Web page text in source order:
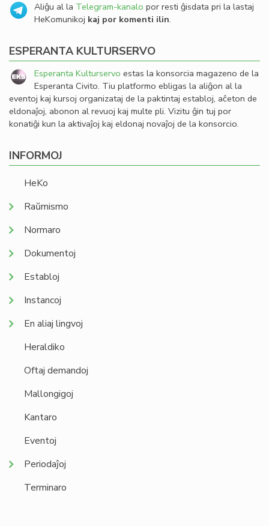
Aliĝu al la Telegram-kanalo por resti ĝisdata pri la lastaj
HeKomunikoj kaj por komenti ilin.
ESPERANTA KULTURSERVO
Esperanta Kulturservo estas la konsorcia magazeno de la
Esperanta Civito. Tiu platformo ebligas la aliĝon al la
eventoj kaj kursoj organizataj de la paktintaj establoj, aĉeton de
eldonaĵoj, abonon al revuoj kaj multe pli. Vizitu ĝin tuj por
konatiĝi kun la aktivaĵoj kaj eldonaj novaĵoj de la konsorcio.
INFORMOJ
HeKo
Raŭmismo
Normaro
Dokumentoj
Establoj
Instancoj
En aliaj lingvoj
Heraldiko
Oftaj demandoj
Mallongigoj
Kantaro
Eventoj
Periodaĵoj
Terminaro